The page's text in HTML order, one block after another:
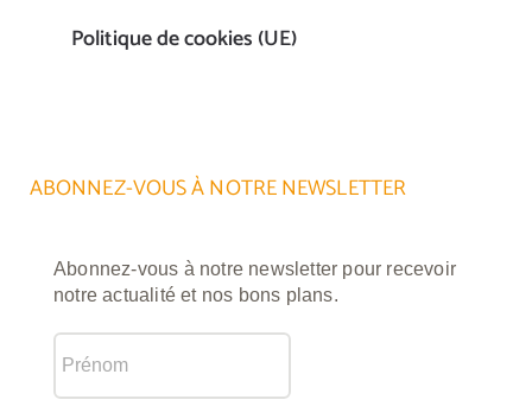
Politique de cookies (UE)
ABONNEZ-VOUS À NOTRE NEWSLETTER
Abonnez-vous à notre newsletter pour recevoir
notre actualité et nos bons plans.